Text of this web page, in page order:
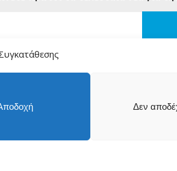
Δεν
US
reserved | Powered by